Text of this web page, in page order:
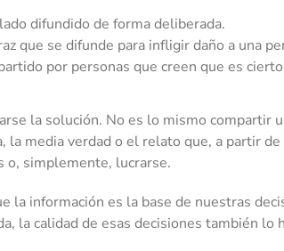
difundido de forma deliberada.
que se difunde para infligir daño a una
por personas que creen que es
la solución. No es lo mismo compartir
media verdad o el relato que, a partir
o, simplemente, lucrarse.
la información es la base de nuestras
la calidad de esas decisiones también lo